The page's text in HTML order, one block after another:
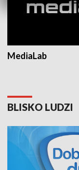
MediaLab
BLISKO LUDZI